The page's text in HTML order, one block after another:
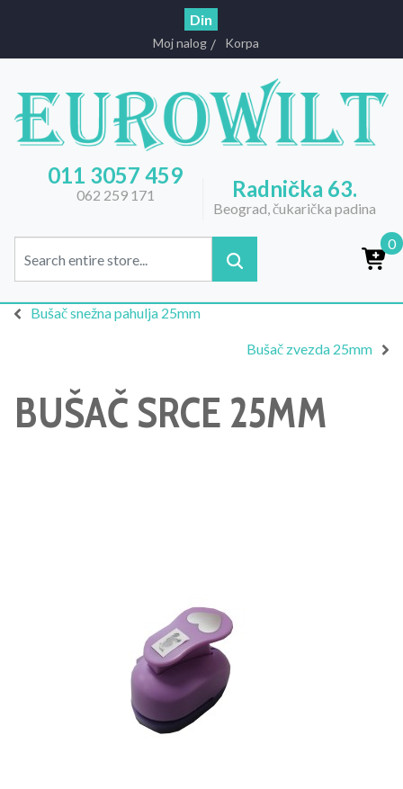
Din
Moj nalog Korpa
011 3057 459
062 259 171 Radnička 63.
Beograd, čukarička padina
0
Bušač snežna pahulja 25mm
Bušač zvezda 25mm
BUŠAČ SRCE 25MM